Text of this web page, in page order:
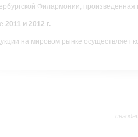
Филармонии,
2011 и 2012 г.
на мировом рынке осуществляет